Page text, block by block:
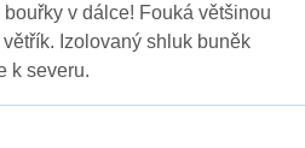
v dálce! Fouká většinou
Izolovaný shluk buněk
k severu.